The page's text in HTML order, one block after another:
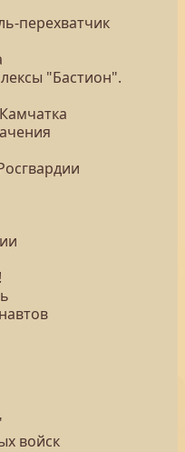
перехватчик
"Бастион".
войск